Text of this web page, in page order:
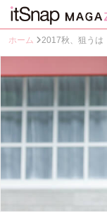
ホーム 2017秋、狙う